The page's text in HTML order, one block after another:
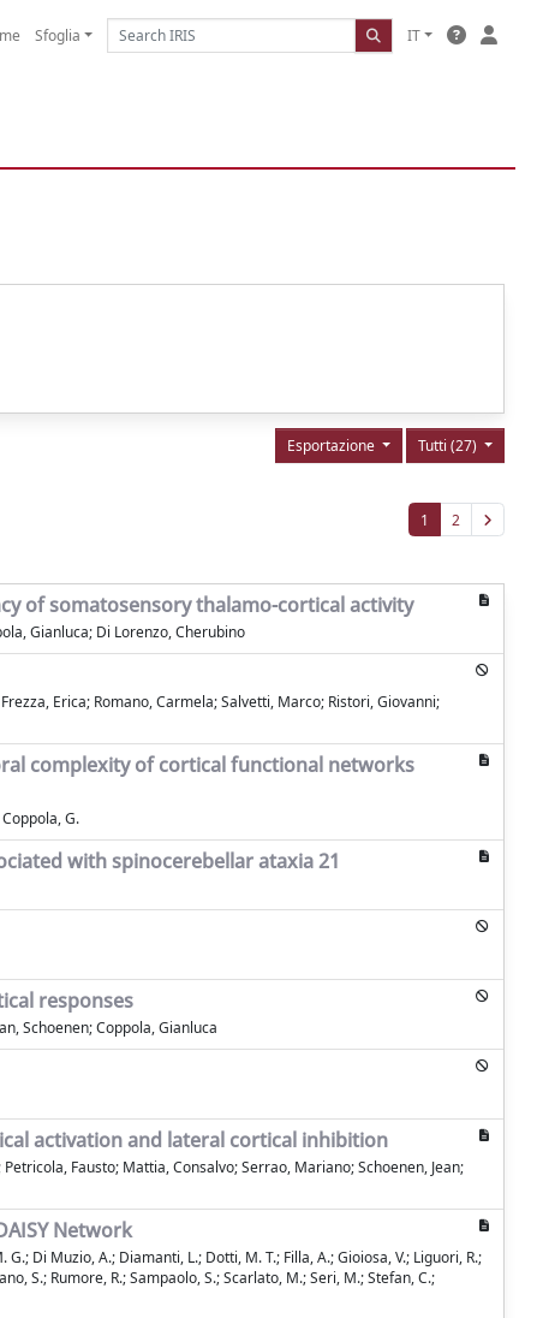
Sfoglia IT
Tutti (27)
Esportazione
1 2
of somatosensory thalamo-cortical activity
Gianluca; Di Lorenzo, Cherubino
Erica; Romano, Carmela; Salvetti, Marco; Ristori, Giovanni;
complexity of cortical functional networks
G.
with spinocerebellar ataxia 21
responses
Schoenen; Coppola, Gianluca
activation and lateral cortical inhibition
Fausto; Mattia, Consalvo; Serrao, Mariano; Schoenen, Jean;
Network
Di Muzio, A.; Diamanti, L.; Dotti, M. T.; Filla, A.; Gioiosa, V.; Liguori, R.;
S.; Rumore, R.; Sampaolo, S.; Scarlato, M.; Seri, M.; Stefan, C.;